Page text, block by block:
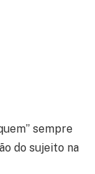
sempre
do sujeito na